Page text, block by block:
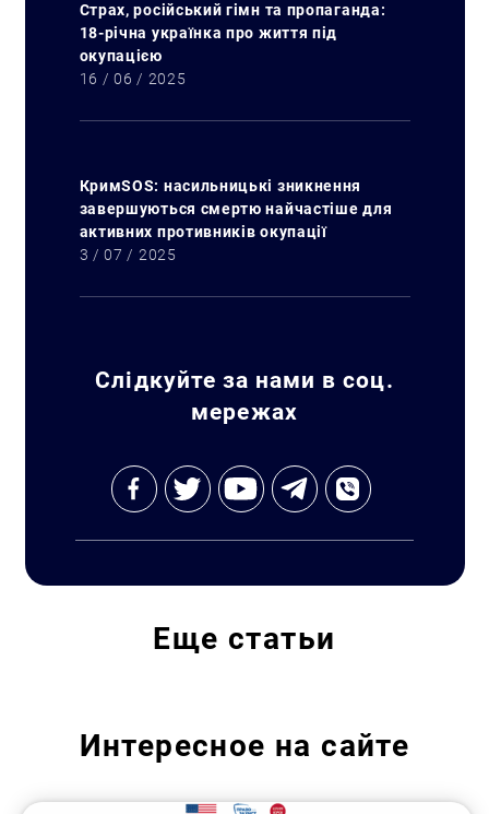
Страх, російський гімн та пропаганда:
18-річна українка про життя під
окупацією
16 / 06 / 2025
КримSOS: насильницькі зникнення
завершуються смертю найчастіше для
активних противників окупації
3 / 07 / 2025
Слідкуйте за нами в соц.
мережах
Еще статьи
Интересное на сайте